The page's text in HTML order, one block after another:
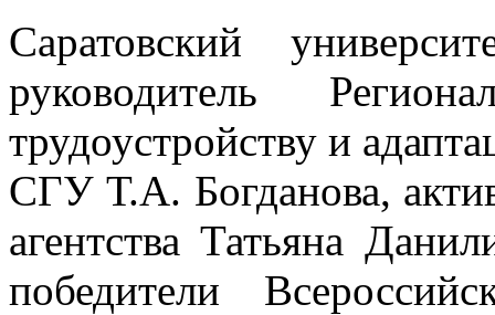
Саратовский
руководитель
трудоустройству и
СГУ Т.А. Богданова,
агентства Татьяна
победители